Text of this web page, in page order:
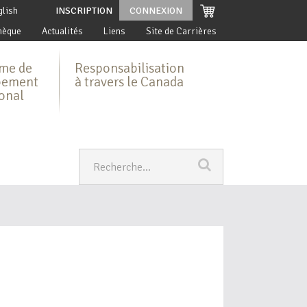
CONNEXION
INSCRIPTION
Actualités Liens Site de Carrières
de
Responsabilisation
à travers le Canada